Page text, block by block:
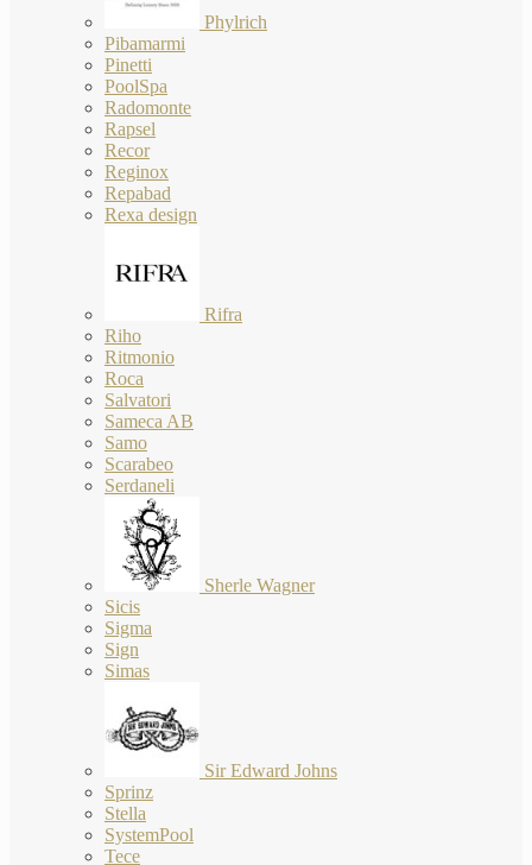
Phylrich
Pibamarmi
Pinetti
PoolSpa
Radomonte
Rapsel
Recor
Reginox
Repabad
Rexa design
Rifra
Riho
Ritmonio
Roca
Salvatori
Sameca AB
Samo
Scarabeo
Serdaneli
Sherle Wagner
Sicis
Sigma
Sign
Simas
Sir Edward Johns
Sprinz
Stella
SystemPool
Tece